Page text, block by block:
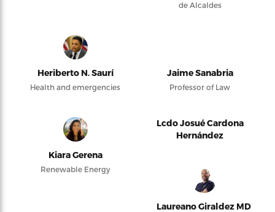
de Alcaldes
Heriberto N. Saurí
Health and emergencies
Jaime Sanabria
Professor of Law
Kiara Gerena
Renewable Energy
Lcdo Josué Cardona
Hernández
Laureano Giraldez MD